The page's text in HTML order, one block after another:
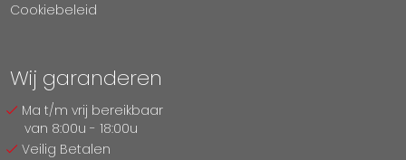
Cookiebeleid
Wij garanderen
Ma t/m vrij bereikbaar
van 8:00u - 18:00u
Veilig Betalen